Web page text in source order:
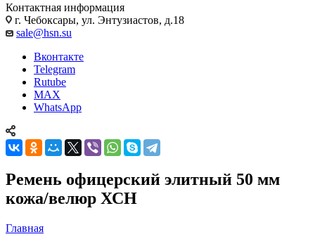
Контактная информация
г. Чебоксары, ул. Энтузиастов, д.18
sale@hsn.su
Вконтакте
Telegram
Rutube
MAX
WhatsApp
Ремень офицерский элитный 50 мм
кожа/велюр ХСН
Главная